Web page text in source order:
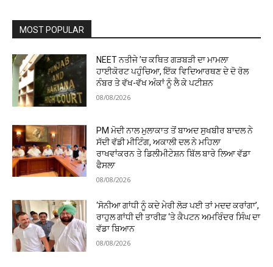
MOST POPULAR
NEET ਨਤੀਜੇ ’ਚ ਕਥਿਤ ਗੜਬੜੀ ਦਾ ਮਾਮਲਾ
ਹਾਈਕੋਰਟ ਪਹੁੰਚਿਆ, ਇੱਕ ਵਿਦਿਆਰਥਣ ਦੇ ਦੋ ਰੋਲ
ਨੰਬਰ ਤੇ ਵੱਖ-ਵੱਖ ਅੰਕਾਂ ਨੂੰ ਲੈ ਕੇ ਪਟੀਸ਼ਨ
08/08/2026
PM ਮੋਦੀ ਨਾਲ ਮੁਲਾਕਾਤ ਤੋਂ ਬਾਅਦ ਸੁਖਬੀਰ ਬਾਦਲ ਨੇ
ਸੱਦੀ ਵੱਡੀ ਮੀਟਿੰਗ, ਅਕਾਲੀ ਦਲ ਨੇ ਮਹਿਲਾ
ਰਾਖਵਾਂਕਰਨ ਤੇ ਡਿਲੀਮੀਟੇਸ਼ਨ ਬਿੱਲ ਬਾਰੇ ਲਿਆ ਵੱਡਾ
ਫੈਸਲਾ
08/08/2026
‘ਸੋਨੀਆ ਗਾਂਧੀ ਨੂੰ ਕਦੇ ਮੇਰੀ ਲੋੜ ਪਈ ਤਾਂ ਮਦਦ ਕਰਾਂਗਾ’,
ਰਾਹੁਲ ਗਾਂਧੀ ਦੀ ਤਾਰੀਫ਼ ‘ਤੇ ਕੈਪਟਨ ਅਮਰਿੰਦਰ ਸਿੰਘ ਦਾ
ਵੱਡਾ ਬਿਆਨ
08/08/2026